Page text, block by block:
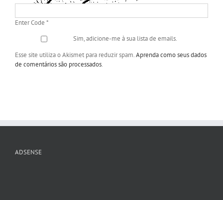
Enter Code *
Sim, adicione-me à sua lista de emails.
Esse site utiliza o Akismet para reduzir spam.Aprenda como seus dados
de comentários são processados.
ADSENSE